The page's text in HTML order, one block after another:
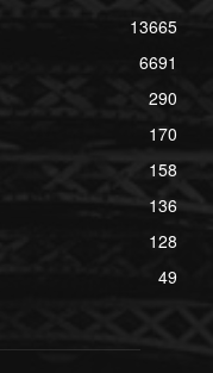
13665
6691
290
170
158
136
128
49